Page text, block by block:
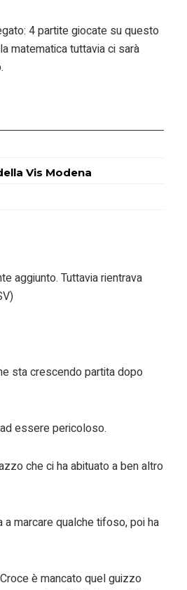
4 partite giocate su questo
matematica tuttavia ci sarà
Vis Modena
aggiunto. Tuttavia rientrava
sta crescendo partita dopo
essere pericoloso.
che ci ha abituato a ben altro
marcare qualche tifoso, poi ha
è mancato quel guizzo